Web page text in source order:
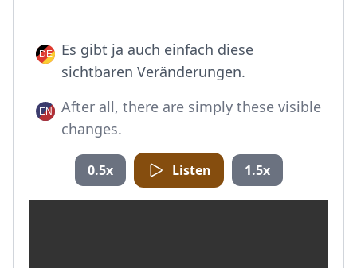
Es gibt ja auch einfach diese
sichtbaren Veränderungen.
After all, there are simply these visible
changes.
0.5x Listen 1.5x